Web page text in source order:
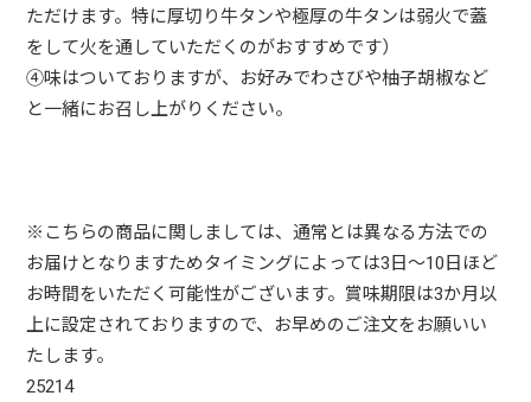
ただけます。特に厚切り牛タンや極厚の牛タンは弱火で蓋
をして火を通していただくのがおすすめです）
④味はついておりますが、お好みでわさびや柚子胡椒など
と一緒にお召し上がりください。
※こちらの商品に関しましては、通常とは異なる方法での
お届けとなりますためタイミングによっては3日～10日ほど
お時間をいただく可能性がございます。賞味期限は3か月以
上に設定されておりますので、お早めのご注文をお願いい
たします。
25214